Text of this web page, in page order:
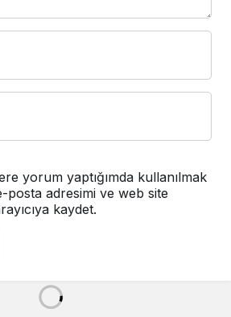
yorum yaptığımda kullanılmak
posta adresimi ve web site
kaydet.